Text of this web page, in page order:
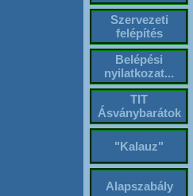
Szervezeti
felépítés
Belépési
nyilatkozat...
TIT
Ásványbarátok
"Kalauz"
Alapszabály